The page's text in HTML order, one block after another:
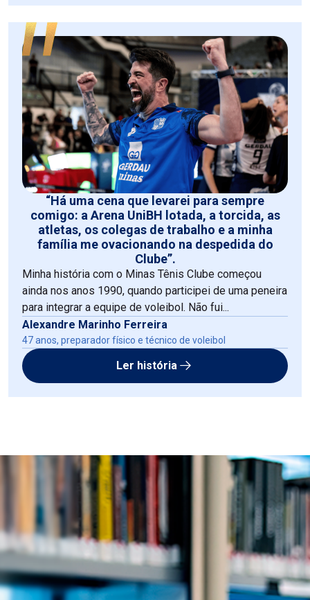
“Há uma cena que levarei para sempre
comigo: a Arena UniBH lotada, a torcida, as
atletas, os colegas de trabalho e a minha
família me ovacionando na despedida do
Clube”.
Minha história com o Minas Tênis Clube começou
ainda nos anos 1990, quando participei de uma peneira
para integrar a equipe de voleibol. Não fui...
Alexandre Marinho Ferreira
47 anos, preparador físico e técnico de voleibol
Ler história